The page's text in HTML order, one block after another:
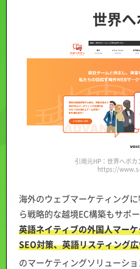
世界
引用元HP：世界へボ
https://
海外のウェブマーケティング
ら戦略的な越境EC構築もサポー
英語ネイティブの外国人マー
SEO対策、英語リスティング
のマーケティングソリューシ